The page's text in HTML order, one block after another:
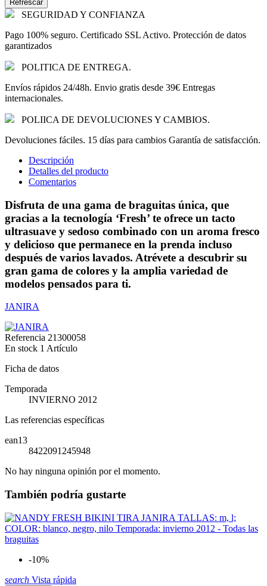
SEGURIDAD Y CONFIANZA
Pago 100% seguro. Certificado SSL Activo. Protección de datos
garantizados
POLITICA DE ENTREGA.
Envíos rápidos 24/48h. Envio gratis desde 39€ Entregas
internacionales.
POLIICA DE DEVOLUCIONES Y CAMBIOS.
Devoluciones fáciles. 15 días para cambios Garantía de satisfacción.
Descripción
Detalles del producto
Comentarios
Disfruta de una gama de braguitas única, que
gracias a la tecnología ‘Fresh’ te ofrece un tacto
ultrasuave y sedoso combinado con un aroma fresco
y delicioso que permanece en la prenda incluso
después de varios lavados. Atrévete a descubrir su
gran gama de colores y la amplia variedad de
modelos pensados para ti.
JANIRA
Referencia 21300058
En stock 1 Artículo
Ficha de datos
Temporada
INVIERNO 2012
Las referencias específicas
ean13
8422091245948
No hay ninguna opinión por el momento.
También podría gustarte
-10%
search Vista rápida